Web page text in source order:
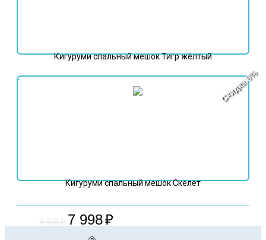
Кигуруми спальный мешок Тигр жёлтый
Скидка 6%
Кигуруми спальный мешок Скелет
8 498 ₽ 7 998₽